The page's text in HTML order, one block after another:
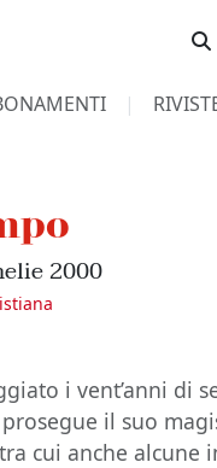
2000
i vent’anni di
il suo
cui anche alcune